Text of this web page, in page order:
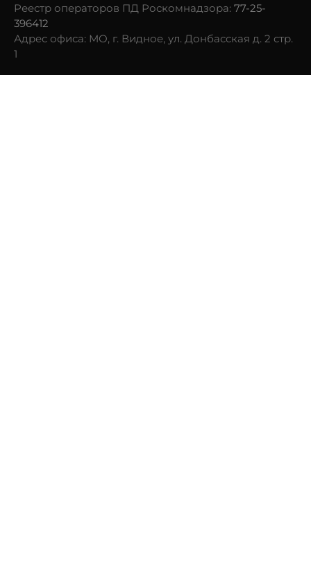
Реестр операторов ПД Роскомнадзора: 77-25-
396412
Адрес офиса: МО, г. Видное, ул. Донбасская д. 2 стр.
1